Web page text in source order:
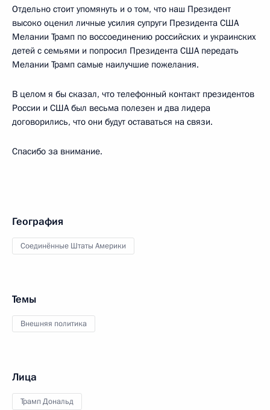
Отдельно стоит упомянуть и о том, что наш Президент
высоко оценил личные усилия супруги Президента США
Мелании Трамп по воссоединению российских и украинских
детей с семьями и попросил Президента США передать
Мелании Трамп самые наилучшие пожелания.
В целом я бы сказал, что телефонный контакт президентов
России и США был весьма полезен и два лидера
договорились, что они будут оставаться на связи.
Спасибо за внимание.
География
Соединённые Штаты Америки
Темы
Внешняя политика
Лица
Трамп Дональд